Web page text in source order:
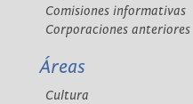
Comisiones informativas
Corporaciones anteriores
Áreas
Cultura